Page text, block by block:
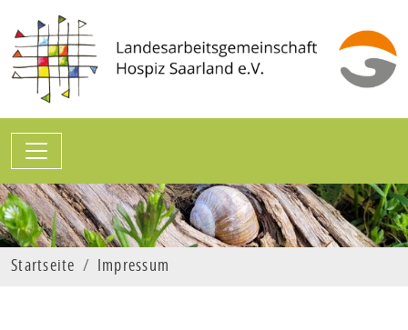
Sprungmarken
Zum Hauptinhalt springen
Startseite Impressum